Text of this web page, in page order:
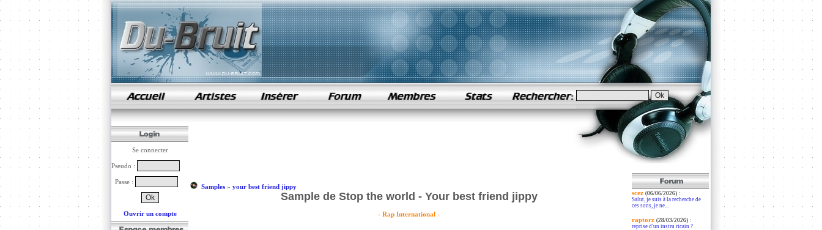
samples de rap
Se connecter
Pseudo :
Passe :
Ouvrir un compte
Samples» your best friend jippy
Sample de Stop the world - Your best friend jippy
- Rap International -
scez (06/06/2026):
Salut, je suis à la recherche de
ces sons, je ne...
raptorz (28/03/2026):
reprise d'un instru ricain ?